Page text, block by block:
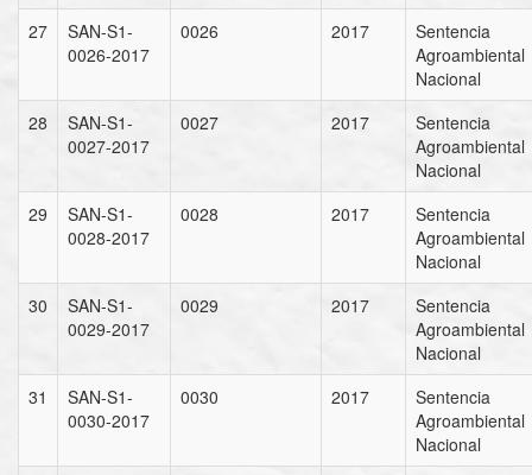
27
SAN-S1-
0026-2017
0026 2017
Sentencia
Agroambiental
Nacional
28
SAN-S1-
0027-2017
0027 2017
Sentencia
Agroambiental
Nacional
29
SAN-S1-
0028-2017
0028 2017
Sentencia
Agroambiental
Nacional
30
SAN-S1-
0029-2017
0029 2017
Sentencia
Agroambiental
Nacional
31
SAN-S1-
0030-2017
0030 2017
Sentencia
Agroambiental
Nacional